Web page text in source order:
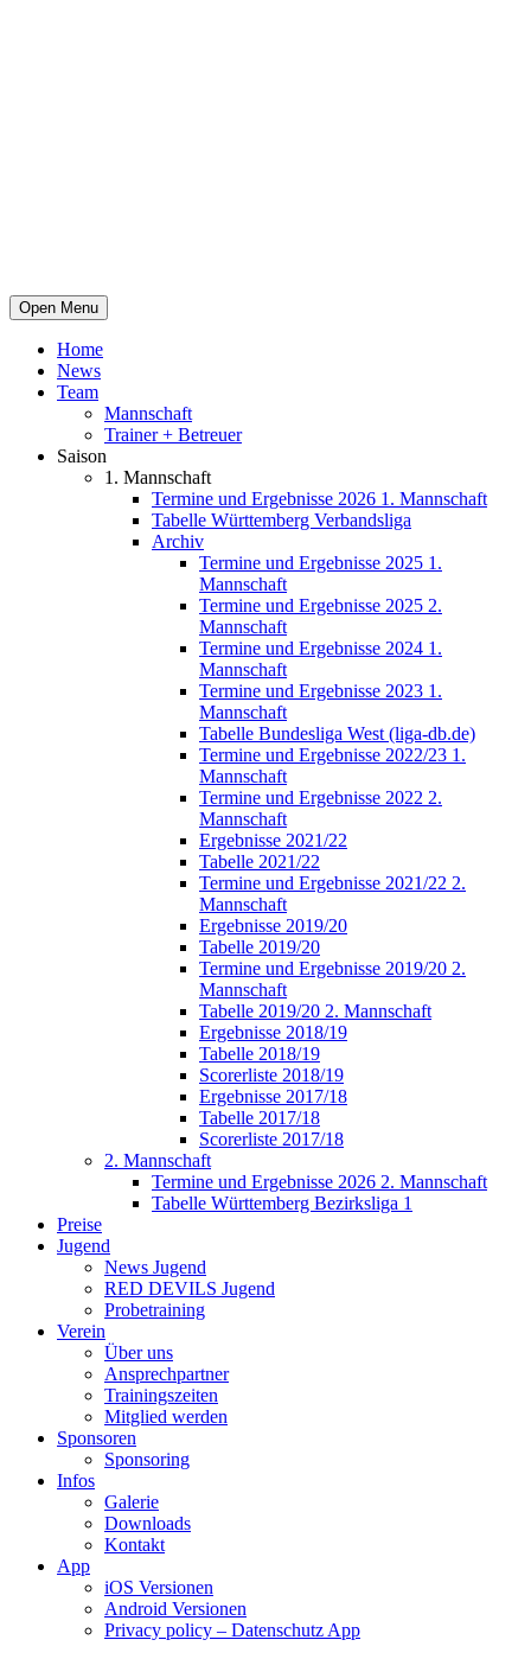
Open Menu
Home
News
Team
Mannschaft
Trainer + Betreuer
Saison
1. Mannschaft
Termine und Ergebnisse 2026 1. Mannschaft
Tabelle Württemberg Verbandsliga
Archiv
Termine und Ergebnisse 2025 1.
Mannschaft
Termine und Ergebnisse 2025 2.
Mannschaft
Termine und Ergebnisse 2024 1.
Mannschaft
Termine und Ergebnisse 2023 1.
Mannschaft
Tabelle Bundesliga West (liga-db.de)
Termine und Ergebnisse 2022/23 1.
Mannschaft
Termine und Ergebnisse 2022 2.
Mannschaft
Ergebnisse 2021/22
Tabelle 2021/22
Termine und Ergebnisse 2021/22 2.
Mannschaft
Ergebnisse 2019/20
Tabelle 2019/20
Termine und Ergebnisse 2019/20 2.
Mannschaft
Tabelle 2019/20 2. Mannschaft
Ergebnisse 2018/19
Tabelle 2018/19
Scorerliste 2018/19
Ergebnisse 2017/18
Tabelle 2017/18
Scorerliste 2017/18
2. Mannschaft
Termine und Ergebnisse 2026 2. Mannschaft
Tabelle Württemberg Bezirksliga 1
Preise
Jugend
News Jugend
RED DEVILS Jugend
Probetraining
Verein
Über uns
Ansprechpartner
Trainingszeiten
Mitglied werden
Sponsoren
Sponsoring
Infos
Galerie
Downloads
Kontakt
App
iOS Versionen
Android Versionen
Privacy policy – Datenschutz App